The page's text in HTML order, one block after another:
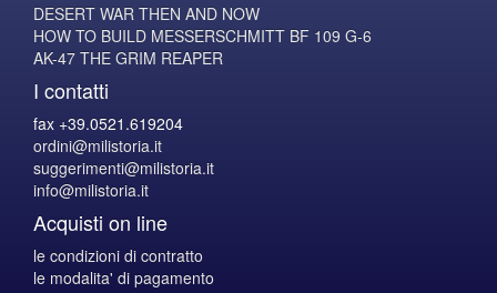
DESERT WAR THEN AND NOW
HOW TO BUILD MESSERSCHMITT BF 109 G-6
AK-47 THE GRIM REAPER
I contatti
fax +39.0521.619204
ordini@milistoria.it
suggerimenti@milistoria.it
info@milistoria.it
Acquisti on line
le condizioni di contratto
le modalita' di pagamento